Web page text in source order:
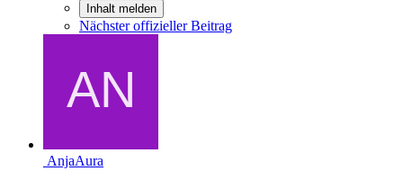
Inhalt melden
Nächster offizieller Beitrag
AnjaAura